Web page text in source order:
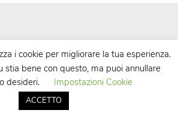
| Theme byTheBootstrapThemes
i cookie per migliorare la tua esperienza.
stia bene con questo, ma puoi annullare
desideri.
Impostazioni Cookie
ACCETTO